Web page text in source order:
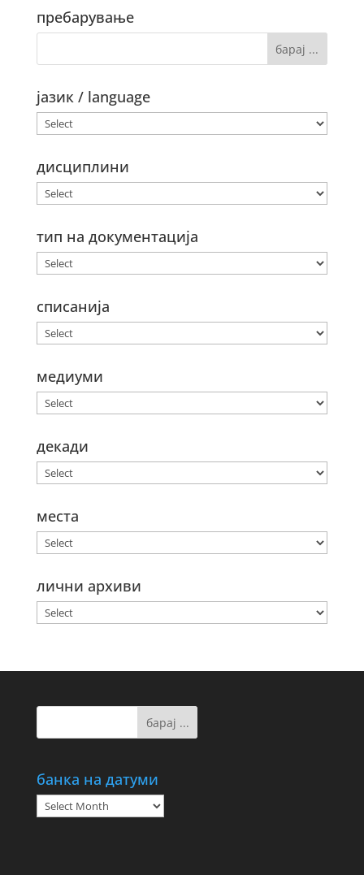
пребарување
јазик / language
дисциплини
тип на документација
списанија
медиуми
декади
места
лични архиви
банка на датуми
банка
на